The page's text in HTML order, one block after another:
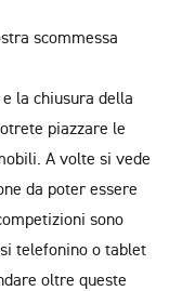
scommessa
la chiusura della
piazzare le
A volte si vede
da poter essere
sono
telefonino o tablet
oltre queste